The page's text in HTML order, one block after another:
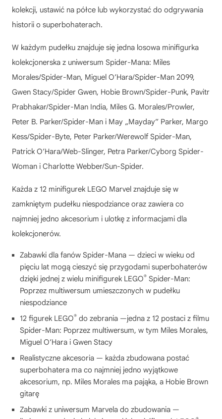
kolekcji, ustawić na półce lub wykorzystać do odgrywania
historii o superbohaterach.
W każdym pudełku znajduje się jedna losowa minifigurka
kolekcjonerska z uniwersum Spider-Mana: Miles
Morales/Spider-Man, Miguel O’Hara/Spider-Man 2099,
Gwen Stacy/Spider Gwen, Hobie Brown/Spider-Punk, Pavitr
Prabhakar/Spider-Man India, Miles G. Morales/Prowler,
Peter B. Parker/Spider-Man i May „Mayday” Parker, Margo
Kess/Spider-Byte, Peter Parker/Werewolf Spider-Man,
Patrick O’Hara/Web-Slinger, Petra Parker/Cyborg Spider-
Woman i Charlotte Webber/Sun-Spider.
Każda z 12 minifigurek LEGO Marvel znajduje się w
zamkniętym pudełku niespodziance oraz zawiera co
najmniej jedno akcesorium i ulotkę z informacjami dla
kolekcjonerów.
Zabawki dla fanów Spider-Mana — dzieci w wieku od
pięciu lat mogą cieszyć się przygodami superbohaterów
dzięki jednej z wielu minifigurek LEGO® Spider-Man:
Poprzez multiwersum umieszczonych w pudełku
niespodziance
12 figurek LEGO® do zebrania —jedna z 12 postaci z filmu
Spider-Man: Poprzez multiwersum, w tym Miles Morales,
Miguel O’Hara i Gwen Stacy
Realistyczne akcesoria — każda zbudowana postać
superbohatera ma co najmniej jedno wyjątkowe
akcesorium, np. Miles Morales ma pająka, a Hobie Brown
gitarę
Zabawki z uniwersum Marvela do zbudowania —